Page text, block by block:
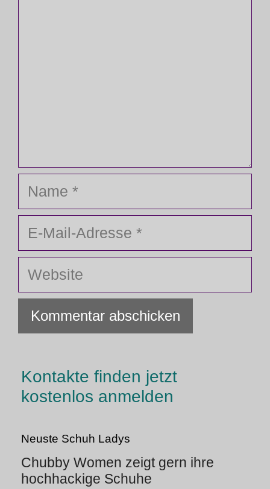
Name
E-
Mail-
Adresse
Website
Kontakte finden jetzt
kostenlos anmelden
Neuste Schuh Ladys
Chubby Women zeigt gern ihre
hochhackige Schuhe